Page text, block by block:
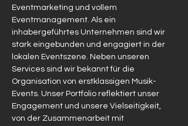
Eventmarketing und vollem
Eventmanagement. Als ein
inhabergeführtes Unternehmen sind wir
stark eingebunden und engagiert in der
lokalen Eventszene. Neben unseren
Services sind wir bekannt für die
Organisation von erstklassigen Musik-
Events. Unser Portfolio reflektiert unser
Engagement und unsere Vielseitigkeit,
von der Zusammenarbeit mit